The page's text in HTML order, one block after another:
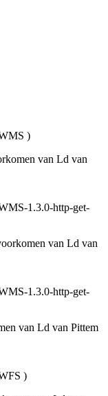
)
van Ld van
1.3.0-http-get-
van Ld van
1.3.0-http-get-
van Ld van Pittem
)